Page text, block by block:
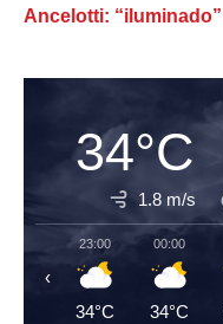
Ancelotti: “iluminado”
34°C
1.8 m/s
23:00
34°C
00:00
34°C
‹